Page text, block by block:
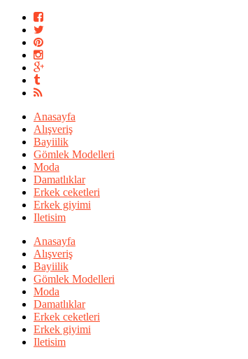
Anasayfa
Alışveriş
Bayiilik
Gömlek Modelleri
Moda
Damatlıklar
Erkek ceketleri
Erkek giyimi
Iletisim
Anasayfa
Alışveriş
Bayiilik
Gömlek Modelleri
Moda
Damatlıklar
Erkek ceketleri
Erkek giyimi
Iletisim